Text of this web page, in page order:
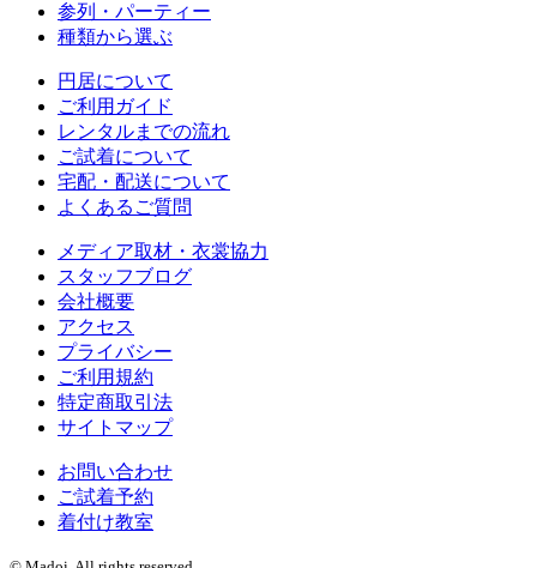
参列・パーティー
種類から選ぶ
円居について
ご利用ガイド
レンタルまでの流れ
ご試着について
宅配・配送について
よくあるご質問
メディア取材・衣裳協力
スタッフブログ
会社概要
アクセス
プライバシー
ご利用規約
特定商取引法
サイトマップ
お問い合わせ
ご試着予約
着付け教室